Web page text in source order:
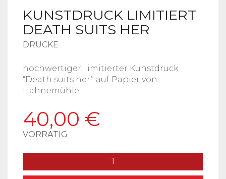
KUNSTDRUCK LIMITIERT
DEATH SUITS HER
DRUCKE
hochwertiger, limitierter Kunstdruck
“Death suits her” auf Papier von
Hahnemühle
40,00 €
VORRÄTIG
LIMITIERT